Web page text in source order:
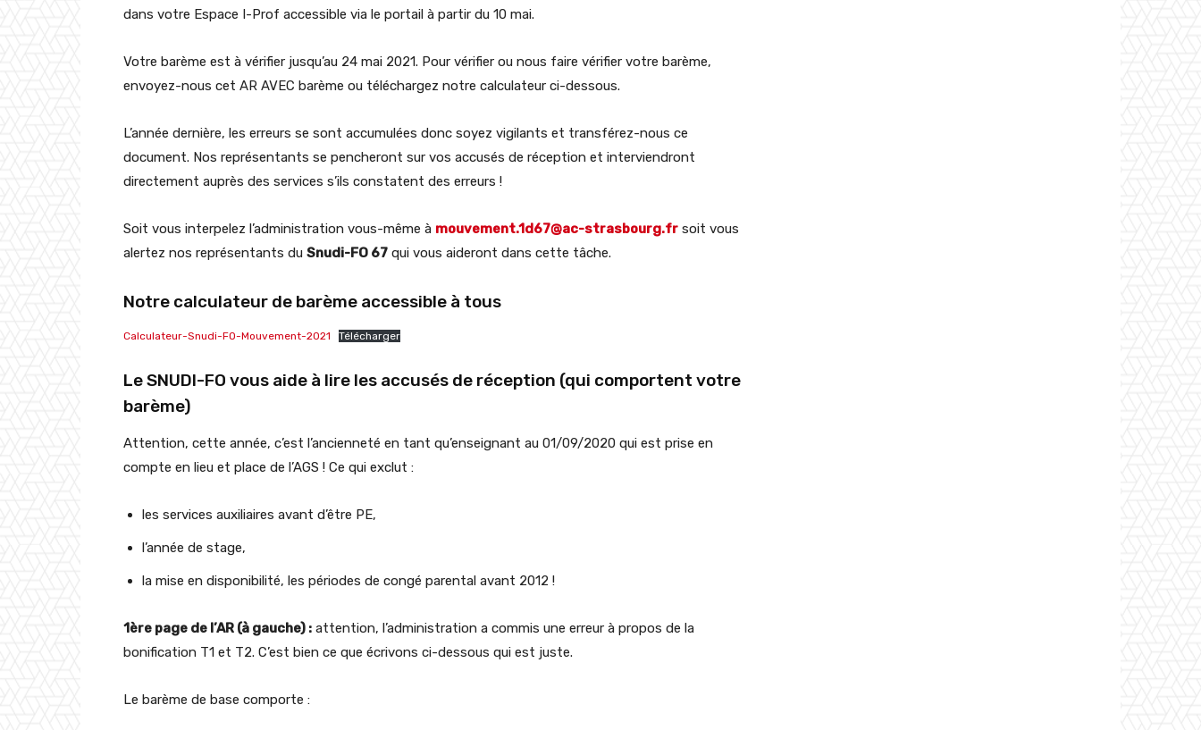
dans votre Espace I-Prof accessible via le portail à partir du 10 mai.
Votre barème est à vérifier jusqu’au 24 mai 2021. Pour vérifier ou nous faire vérifier votre barème,
envoyez-nous cet AR AVEC barème ou téléchargez notre calculateur ci-dessous.
L’année dernière, les erreurs se sont accumulées donc soyez vigilants et transférez-nous ce
document. Nos représentants se pencheront sur vos accusés de réception et interviendront
directement auprès des services s’ils constatent des erreurs !
Soit vous interpelez l’administration vous-même à mouvement.1d67@ac-strasbourg.fr soit vous
alertez nos représentants du Snudi-FO 67 qui vous aideront dans cette tâche.
Notre calculateur de barème accessible à tous
Calculateur-Snudi-FO-Mouvement-2021 Télécharger
Le SNUDI-FO vous aide à lire les accusés de réception (qui comportent votre
barème)
Attention, cette année, c’est l’ancienneté en tant qu’enseignant au 01/09/2020 qui est prise en
compte en lieu et place de l’AGS ! Ce qui exclut :
les services auxiliaires avant d’être PE,
l’année de stage,
la mise en disponibilité, les périodes de congé parental avant 2012 !
1ère page de l’AR (à gauche) : attention, l’administration a commis une erreur à propos de la
bonification T1 et T2. C’est bien ce que écrivons ci-dessous qui est juste.
Le barème de base comporte :